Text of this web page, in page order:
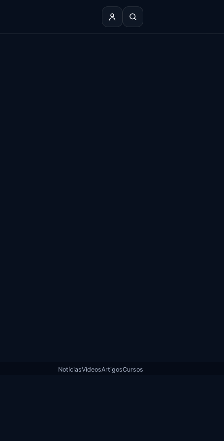
NotíciasVídeosArtigosCursos